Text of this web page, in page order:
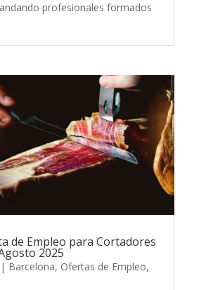
profesionales formados
de Empleo para Cortadores
2025
| Barcelona, Ofertas de Empleo,